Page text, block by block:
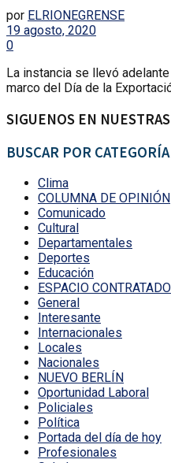
por ELRIONEGRENSE
19 agosto, 2020
0
La instancia se llevó
marco del Día de la
SIGUENOS EN
BUSCAR POR CATEGORÍA
Clima
COLUMNA DE OPINIÓN
Comunicado
Cultural
Departamentales
Deportes
Educación
ESPACIO CONTRATADO
General
Interesante
Internacionales
Locales
Nacionales
NUEVO BERLÍN
Oportunidad Laboral
Policiales
Política
Portada del día de hoy
Profesionales